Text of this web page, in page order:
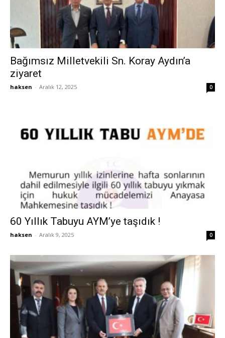
Bağımsız Milletvekili Sn. Koray Aydın’a
ziyaret
haksen - Aralık 12, 2025 0
60 Yıllık Tabuyu AYM’ye taşıdık !
haksen - Aralık 9, 2025 0